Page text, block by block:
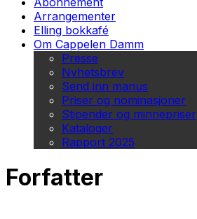
Arrangementer
Elling bokkafé
Om Cappelen Damm
Presse
Nyhetsbrev
Send inn manus
Priser og nominasjoner
Stipender og minnepriser
Kataloger
Rapport 2025
Forfatter